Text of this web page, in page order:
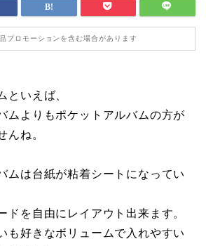
プロモーションを含む場合があります
といえば、
ムよりもポケットアルバムの方が
んね。
ムは台紙が粘着シートになってい
ドを自由にレイアウト出来ます。
も好きなボリュームで入れやすい